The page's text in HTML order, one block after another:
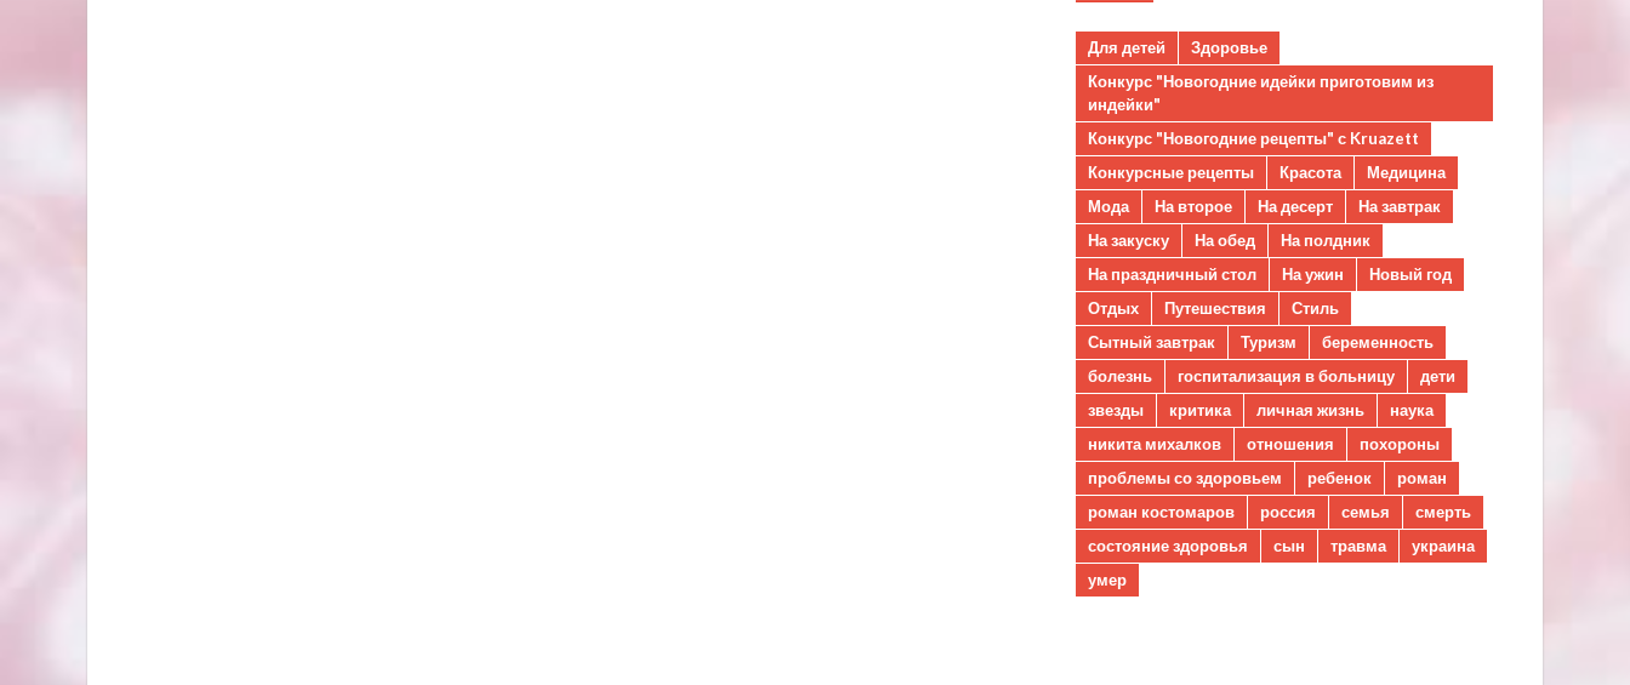
Для детей
Здоровье
Конкурс "Новогодние идейки приготовим из
индейки"
Конкурс "Новогодние рецепты" с Kruazett
Конкурсные рецепты
Красота
Медицина
Мода
На второе На десерт
На завтрак
На закуску
На обед
На полдник
На праздничный стол
На ужин
Новый год
Отдых
Путешествия
Стиль
Сытный завтрак
Туризм
беременность
болезнь
госпитализация в больницу
дети
звезды
критика личная жизнь
наука
никита михалков
отношения
похороны
проблемы со здоровьем
ребенок
роман
роман костомаров
россия семья
смерть
состояние здоровья
сын травма
украина
умер